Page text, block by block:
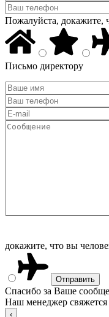
Пожалуйста, докажите,
Письмо директору
докажите, что вы
Спасибо за Ваше
Наш менеджер